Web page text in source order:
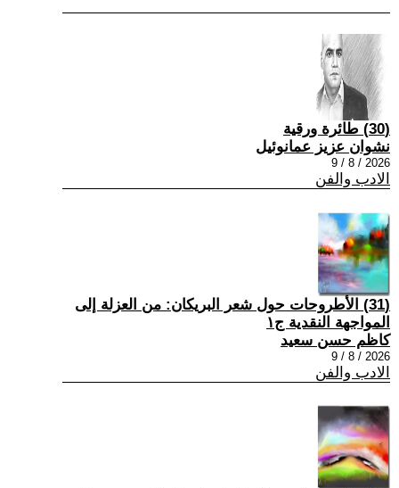
(30) طائرة ورقية
نشوان عزيز عمانوئيل
2026 / 8 / 9
الادب والفن
(31) الأطروحات حول شعر البريكان: من العزلة إلى
المواجهة النقدية ج١
كاظم حسن سعيد
2026 / 8 / 9
الادب والفن